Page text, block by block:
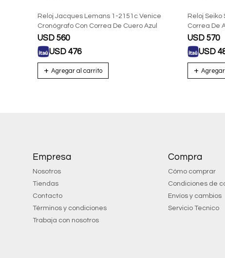
Reloj Jacques Lemans 1-2151c Venice
Cronógrafo Con Correa De Cuero Azul
USD 560
USD 476
Reloj Seiko
Correa De
USD 570
USD
Empresa
Nosotros
Tiendas
Contacto
Términos y condiciones
Trabaja con nosotros
Compra
Cómo comprar
Condiciones de
Envíos y cambios
Servicio Tecnico